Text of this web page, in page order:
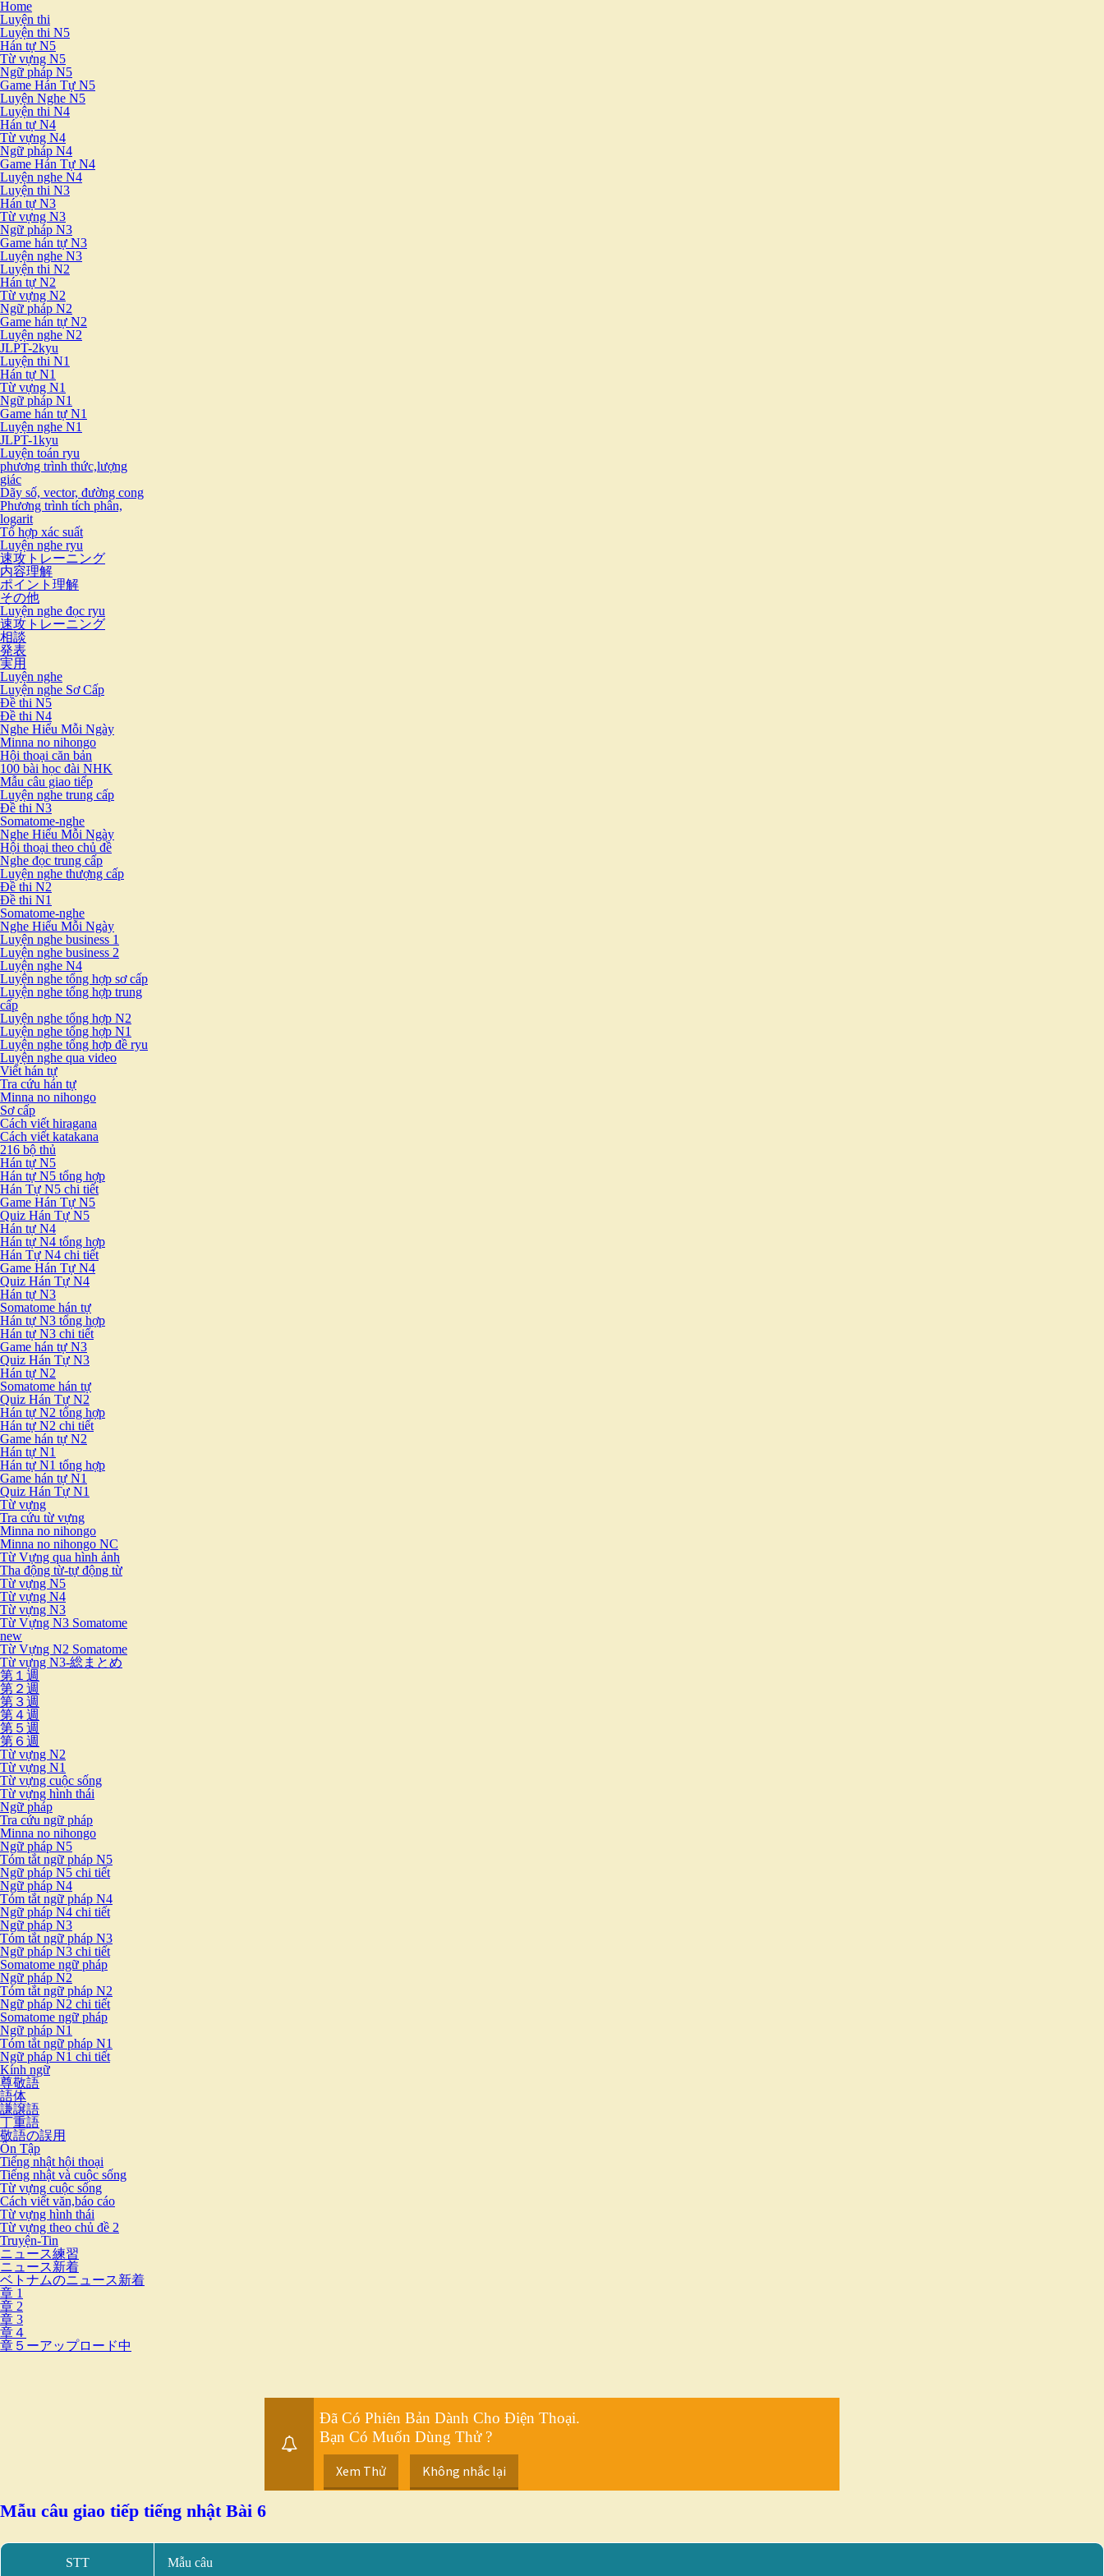
Home
Luyện thi
Luyện thi N5
Hán tự N5
Từ vựng N5
Ngữ pháp N5
Game Hán Tự N5
Luyện Nghe N5
Luyện thi N4
Hán tự N4
Từ vựng N4
Ngữ pháp N4
Game Hán Tự N4
Luyện nghe N4
Luyện thi N3
Hán tự N3
Từ vựng N3
Ngữ pháp N3
Game hán tự N3
Luyện nghe N3
Luyện thi N2
Hán tự N2
Từ vựng N2
Ngữ pháp N2
Game hán tự N2
Luyện nghe N2
JLPT-2kyu
Luyện thi N1
Hán tự N1
Từ vựng N1
Ngữ pháp N1
Game hán tự N1
Luyện nghe N1
JLPT-1kyu
Luyện toán ryu
phương trình thức,lượng
giác
Dãy số, vector, đường cong
Phương trình tích phân,
logarit
Tổ hợp xác suất
Luyện nghe ryu
速攻トレーニング
内容理解
ポイント理解
その他
Luyện nghe đọc ryu
速攻トレーニング
相談
発表
実用
Luyện nghe
Luyện nghe Sơ Cấp
Đề thi N5
Đề thi N4
Nghe Hiểu Mỗi Ngày
Minna no nihongo
Hội thoại căn bản
100 bài học đài NHK
Mẫu câu giao tiếp
Luyện nghe trung cấp
Đề thi N3
Somatome-nghe
Nghe Hiểu Mỗi Ngày
Hội thoại theo chủ đề
Nghe đọc trung cấp
Luyện nghe thượng cấp
Đề thi N2
Đề thi N1
Somatome-nghe
Nghe Hiểu Mỗi Ngày
Luyện nghe business 1
Luyện nghe business 2
Luyện nghe N4
Luyện nghe tổng hợp sơ cấp
Luyện nghe tổng hợp trung
cấp
Luyện nghe tổng hợp N2
Luyện nghe tổng hợp N1
Luyện nghe tổng hợp đề ryu
Luyện nghe qua video
Viết hán tự
Tra cứu hán tự
Minna no nihongo
Sơ cấp
Cách viết hiragana
Cách viết katakana
216 bộ thủ
Hán tự N5
Hán tự N5 tổng hợp
Hán Tự N5 chi tiết
Game Hán Tự N5
Quiz Hán Tự N5
Hán tự N4
Hán tự N4 tổng hợp
Hán Tự N4 chi tiết
Game Hán Tự N4
Quiz Hán Tự N4
Hán tự N3
Somatome hán tự
Hán tự N3 tổng hợp
Hán tự N3 chi tiết
Game hán tự N3
Quiz Hán Tự N3
Hán tự N2
Somatome hán tự
Quiz Hán Tự N2
Hán tự N2 tổng hợp
Hán tự N2 chi tiết
Game hán tự N2
Hán tự N1
Hán tự N1 tổng hợp
Game hán tự N1
Quiz Hán Tự N1
Từ vựng
Tra cứu từ vựng
Minna no nihongo
Minna no nihongo NC
Từ Vựng qua hình ảnh
Tha động từ-tự động từ
Từ vựng N5
Từ vựng N4
Từ vựng N3
Từ Vựng N3 Somatome
new
Từ Vựng N2 Somatome
Từ vựng N3-総まとめ
第１週
第２週
第３週
第４週
第５週
第６週
Từ vựng N2
Từ vựng N1
Từ vựng cuộc sống
Từ vựng hình thái
Ngữ pháp
Tra cứu ngữ pháp
Minna no nihongo
Ngữ pháp N5
Tóm tắt ngữ pháp N5
Ngữ pháp N5 chi tiết
Ngữ pháp N4
Tóm tắt ngữ pháp N4
Ngữ pháp N4 chi tiết
Ngữ pháp N3
Tóm tắt ngữ pháp N3
Ngữ pháp N3 chi tiết
Somatome ngữ pháp
Ngữ pháp N2
Tóm tắt ngữ pháp N2
Ngữ pháp N2 chi tiết
Somatome ngữ pháp
Ngữ pháp N1
Tóm tắt ngữ pháp N1
Ngữ pháp N1 chi tiết
Kính ngữ
尊敬語
語体
謙譲語
丁重語
敬語の誤用
Ôn Tập
Tiếng nhật hội thoại
Tiếng nhật và cuộc sống
Từ vựng cuộc sống
Cách viết văn,báo cáo
Từ vựng hình thái
Từ vựng theo chủ đề 2
Truyện-Tin
ニュース練習
ニュース新着
ベトナムのニュース新着
章 1
章 2
章 3
章４
章５ーアップロード中
Đã Có Phiên Bản Dành Cho Điện Thoại.
Bạn Có Muốn Dùng Thử ?
Xem Thử Không nhắc lại
Mẫu câu giao tiếp tiếng nhật Bài 6
STT Mẫu câu